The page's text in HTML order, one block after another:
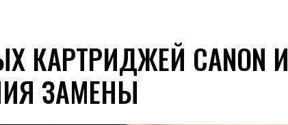
КАРТРИДЖЕЙ CANON И
ЗАМЕНЫ